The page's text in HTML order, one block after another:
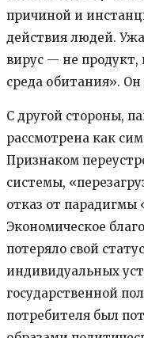
причиной и
действия людей.
вирус — не продукт,
среда обитания».
С другой стороны,
рассмотрена как
Признаком
системы,
отказ от парадигмы
Экономическое
потеряло свой
индивидуальных
государственной
потребителя был